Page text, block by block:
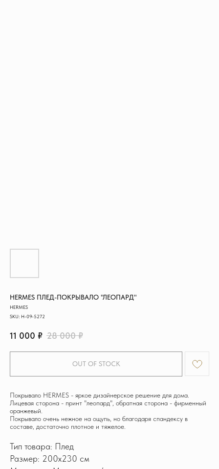
HERMES ПЛЕД-ПОКРЫВАЛО "ЛЕОПАРД"
HERMES
SKU: H-09-5272
11 000 ₽ 28 000 ₽
OUT OF STOCK
Покрывало HERMES - яркое дизайнерское решение для дома.
Лицевая сторона - принт "леопард", обратная сторона - фирменный
оранжевый.
Покрывало очень нежное на ощупь, но благодаря спандексу в
составе, достаточно плотное и тяжелое.
Тип товара: Плед
Размер: 200х230 см